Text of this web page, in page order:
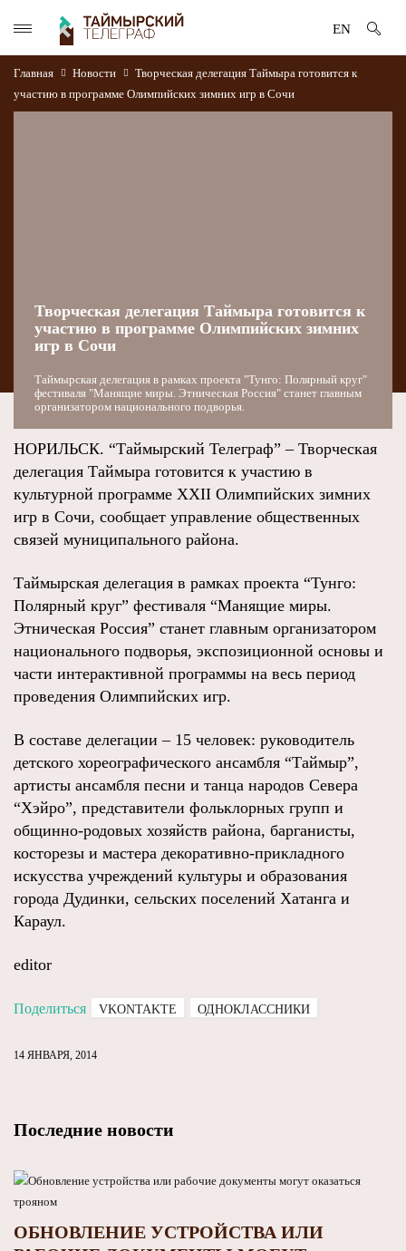
EN
Главная Новости
Творческая делегация Таймыра готовится к
участию в программе Олимпийских зимних игр в Сочи
Творческая делегация Таймыра готовится к
участию в программе Олимпийских зимних
игр в Сочи
Таймырская делегация в рамках проекта "Тунго: Полярный круг"
фестиваля "Манящие миры. Этническая Россия" станет главным
организатором национального подворья.
НОРИЛЬСК. “Таймырский Телеграф” – Творческая
делегация Таймыра готовится к участию в
культурной программе XXII Олимпийских зимних
игр в Сочи, сообщает управление общественных
связей муниципального района.
Таймырская делегация в рамках проекта “Тунго:
Полярный круг” фестиваля “Манящие миры.
Этническая Россия” станет главным организатором
национального подворья, экспозиционной основы и
части интерактивной программы на весь период
проведения Олимпийских игр.
В составе делегации – 15 человек: руководитель
детского хореографического ансамбля “Таймыр”,
артисты ансамбля песни и танца народов Севера
“Хэйро”, представители фольклорных групп и
общинно-родовых хозяйств района, барганисты,
косторезы и мастера декоративно-прикладного
искусства учреждений культуры и образования
города Дудинки, сельских поселений Хатанга и
Караул.
editor
Поделиться VKONTAKTE ОДНОКЛАССНИКИ
14 ЯНВАРЯ, 2014
Последние новости
ОБНОВЛЕНИЕ УСТРОЙСТВА ИЛИ